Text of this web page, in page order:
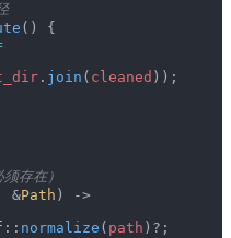
() {
. join ( cleaned ));
存在）
&Path
:: normalize ( path )?;